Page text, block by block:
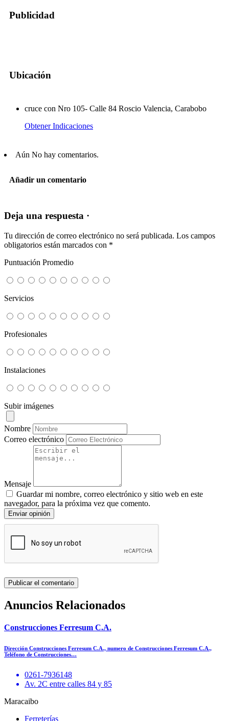
Publicidad
Ubicación
cruce con Nro 105- Calle 84 Roscio Valencia, Carabobo
Obtener Indicaciones
Aún No hay comentarios.
Añadir un comentario
Deja una respuesta ·
Tu dirección de correo electrónico no será publicada. Los campos
obligatorios están marcados con *
Puntuación Promedio
Servicios
Profesionales
Instalaciones
Subir imágenes
Nombre
Correo electrónico
Mensaje
Guardar mi nombre, correo electrónico y sitio web en este
navegador, para la próxima vez que comento.
Enviar opinión
Anuncios Relacionados
Construcciones Ferresum C.A.
Dirección Construcciones Ferresum C.A., numero de Construcciones Ferresum C.A.,
Teléfono de Construcciones…
0261-7936148
Av. 2C entre calles 84 y 85
Maracaibo
Ferreterías